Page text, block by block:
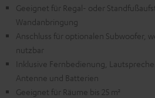
Geeignet für Regal- oder
Wandanbringung
Anschluss für optionalen Subwoofer,
nutzbar
Inklusive Fernbedienung,
Antenne und Batterien
Geeignet für Räume bis 25 m²